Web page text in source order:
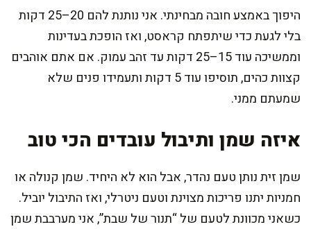
היפוך באמצע חובה מבחינתי. אני נותנת להם 20–25 דקות
בלי לגעת כדי שיתפתח קראסט, ואז הופכת בעדינות
וממשיכה עוד 15–25 דקות עד זהב עמוק. אם אתם אוהבים
קצוות כהים, תוסיפו עוד 5 דקות ותעמידו פנים שלא
שמעתם ממני.
איזה שמן ותיבול עובדים הכי טוב
שמן זית נותן טעם נהדר, אבל הוא לא היחיד. שמן קנולה או
חמניות יתנו פריכות מצוינת וטעם ניטרלי, ואז התיבול יוביל.
כשאני מכוונת לטעם של “תנור של שבת”, אני מערבבת שמן